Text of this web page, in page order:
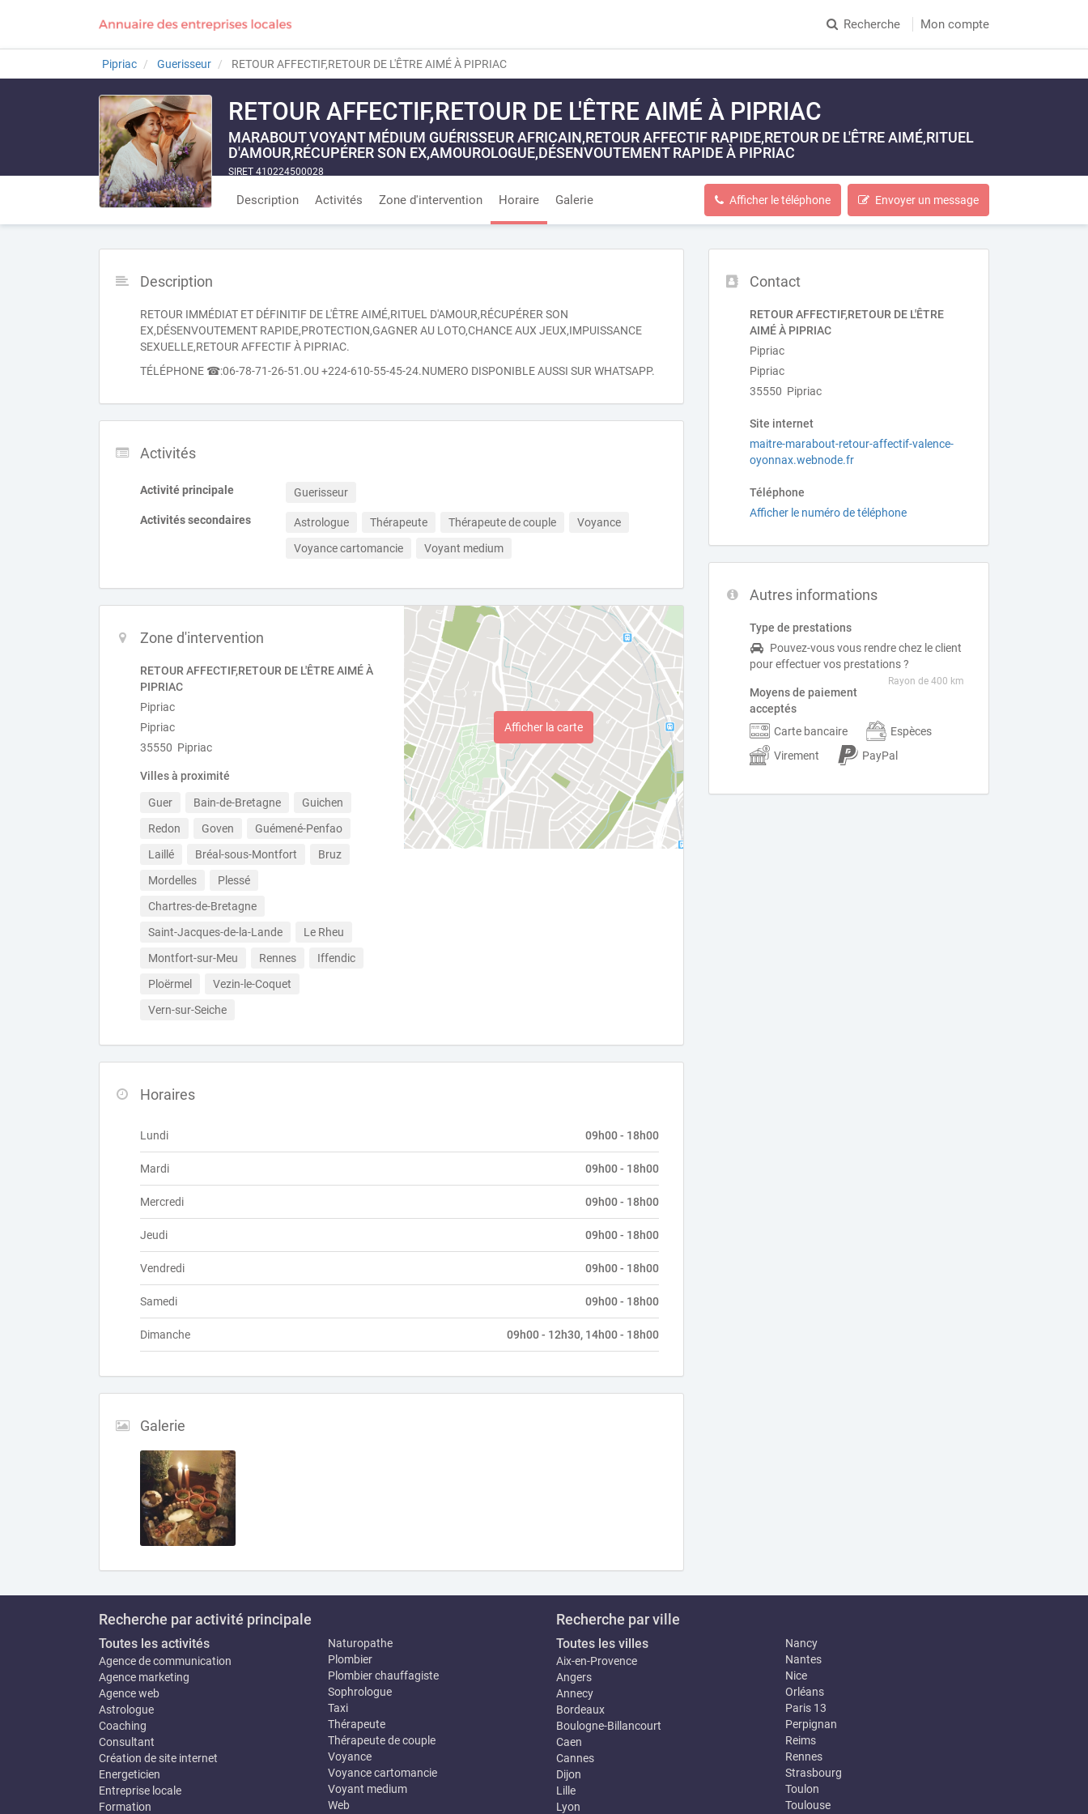
Recherche Mon compte
Pipriac Guerisseur RETOUR AFFECTIF,RETOUR DE L'ÊTRE AIMÉ À PIPRIAC
RETOUR AFFECTIF,RETOUR DE L'ÊTRE AIMÉ À PIPRIAC
MARABOUT VOYANT MÉDIUM GUÉRISSEUR AFRICAIN,RETOUR AFFECTIF RAPIDE,RETOUR DE L'ÊTRE AIMÉ,RITUEL
D'AMOUR,RÉCUPÉRER SON EX,AMOUROLOGUE,DÉSENVOUTEMENT RAPIDE À PIPRIAC
SIRET 410224500028
Description Activités Zone d'intervention Horaire Galerie Afficher le téléphone Envoyer un message
Contact
RETOUR AFFECTIF,RETOUR DE L'ÊTRE
AIMÉ À PIPRIAC
Pipriac
Pipriac
35550 Pipriac
Site internet
maitre-marabout-retour-affectif-valence-
oyonnax.webnode.fr
Téléphone
Afficher le numéro de téléphone
Autres informations
Type de prestations
Pouvez-vous vous rendre chez le client
pour effectuer vos prestations ?
Rayon de 400 km
Moyens de paiement
acceptés
Carte bancaire
Espèces
Virement
PayPal
Description
RETOUR IMMÉDIAT ET DÉFINITIF DE L'ÊTRE AIMÉ,RITUEL D'AMOUR,RÉCUPÉRER SON
EX,DÉSENVOUTEMENT RAPIDE,PROTECTION,GAGNER AU LOTO,CHANCE AUX JEUX,IMPUISSANCE
SEXUELLE,RETOUR AFFECTIF À PIPRIAC.
TÉLÉPHONE ☎:06-78-71-26-51.OU +224-610-55-45-24.NUMERO DISPONIBLE AUSSI SUR WHATSAPP.
Activités
Activité principale Guerisseur
Activités secondaires Astrologue Thérapeute Thérapeute de couple
Voyance
Voyance cartomancie
Voyant medium
Zone d'intervention
RETOUR AFFECTIF,RETOUR DE L'ÊTRE AIMÉ À
PIPRIAC
Pipriac
Pipriac
35550 Pipriac
Villes à proximité
Guer Bain-de-Bretagne
Guichen
Redon
Goven
Guémené-Penfao
Laillé
Bréal-sous-Montfort
Bruz
Mordelles
Plessé
Chartres-de-Bretagne
Saint-Jacques-de-la-Lande
Le Rheu
Montfort-sur-Meu
Rennes
Iffendic
Ploërmel
Vezin-le-Coquet
Vern-sur-Seiche
Afficher la carte
Horaires
Lundi 09h00 - 18h00
Mardi 09h00 - 18h00
Mercredi 09h00 - 18h00
Jeudi 09h00 - 18h00
Vendredi 09h00 - 18h00
Samedi 09h00 - 18h00
Dimanche 09h00 - 12h30, 14h00 - 18h00
Galerie
Recherche par activité principale
Toutes les activités
Agence de communication
Agence marketing
Agence web
Astrologue
Coaching
Consultant
Création de site internet
Energeticien
Entreprise locale
Formation
Naturopathe
Plombier
Plombier chauffagiste
Sophrologue
Taxi
Thérapeute
Thérapeute de couple
Voyance
Voyance cartomancie
Voyant medium
Web
Recherche par ville
Toutes les villes
Aix-en-Provence
Angers
Annecy
Bordeaux
Boulogne-Billancourt
Caen
Cannes
Dijon
Lille
Lyon
Nancy
Nantes
Nice
Orléans
Paris 13
Perpignan
Reims
Rennes
Strasbourg
Toulon
Toulouse